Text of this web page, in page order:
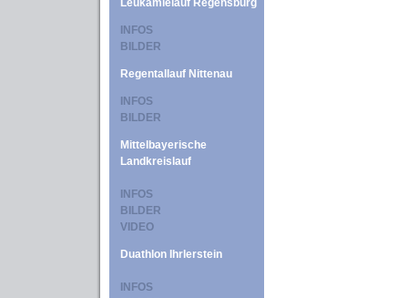
Leukämielauf Regensburg
INFOS
BILDER
Regentallauf Nittenau
INFOS
BILDER
Mittelbayerische
Landkreislauf
INFOS
BILDER
VIDEO
Duathlon Ihrlerstein
INFOS